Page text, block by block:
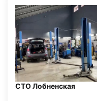
СТО Лобненская